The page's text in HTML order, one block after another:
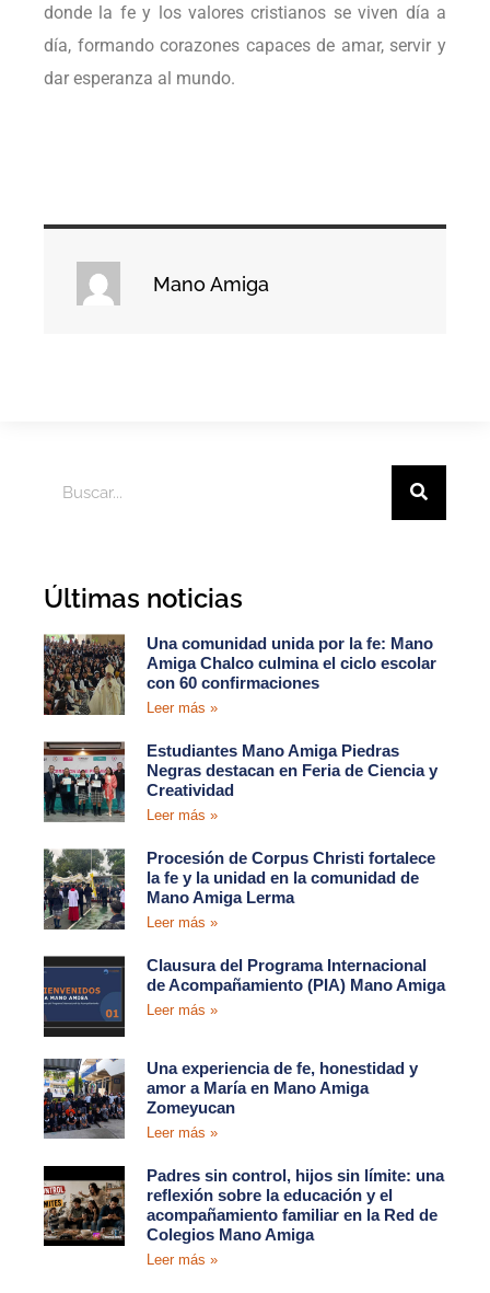
donde la fe y los valores cristianos se viven día a
día, formando corazones capaces de amar, servir y
dar esperanza al mundo.
Mano Amiga
Últimas noticias
Una comunidad unida por la fe: Mano
Amiga Chalco culmina el ciclo escolar
con 60 confirmaciones
Leer más »
Estudiantes Mano Amiga Piedras
Negras destacan en Feria de Ciencia y
Creatividad
Leer más »
Procesión de Corpus Christi fortalece
la fe y la unidad en la comunidad de
Mano Amiga Lerma
Leer más »
Clausura del Programa Internacional
de Acompañamiento (PIA) Mano Amiga
Leer más »
Una experiencia de fe, honestidad y
amor a María en Mano Amiga
Zomeyucan
Leer más »
Padres sin control, hijos sin límite: una
reflexión sobre la educación y el
acompañamiento familiar en la Red de
Colegios Mano Amiga
Leer más »